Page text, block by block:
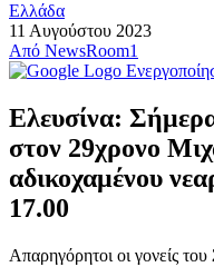
Ελλάδα
11 Αυγούστου 2023
Από NewsRoom1
Ελευσίνα: Σήμερα
στον 29χρονο
αδικοχαμένου
17.00
Απαρηγόρητοι οι γονείς του